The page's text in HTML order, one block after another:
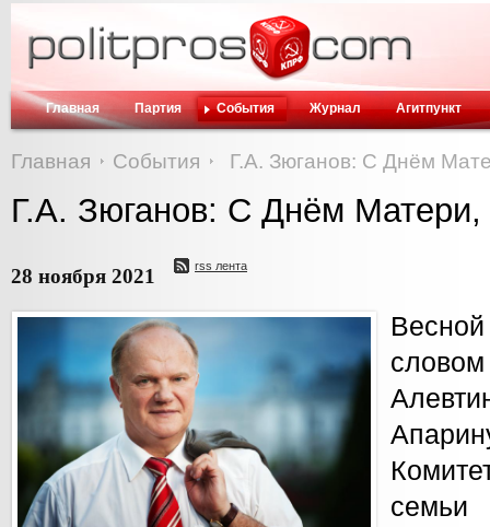
Главная Партия События Журнал Агитпункт
Главная События Г.А. Зюганов: С Днём
Г.А. Зюганов: С Днём Матери,
28 ноября 2021 rss лента